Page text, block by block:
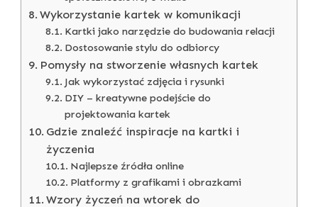
Wykorzystanie kartek w komunikacji
Kartki jako narzędzie do budowania relacji
Dostosowanie stylu do odbiorcy
Pomysły na stworzenie własnych kartek
Jak wykorzystać zdjęcia i rysunki
DIY – kreatywne podejście do
projektowania kartek
Gdzie znaleźć inspiracje na kartki i
życzenia
Najlepsze źródła online
Platformy z grafikami i obrazkami
Wzory życzeń na wtorek do